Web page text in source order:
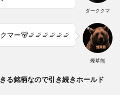
ダーククマ
煙草熊
マー🐻🚬🚬🚬🚬🚬🚬
る銘柄なので引き続きホールド